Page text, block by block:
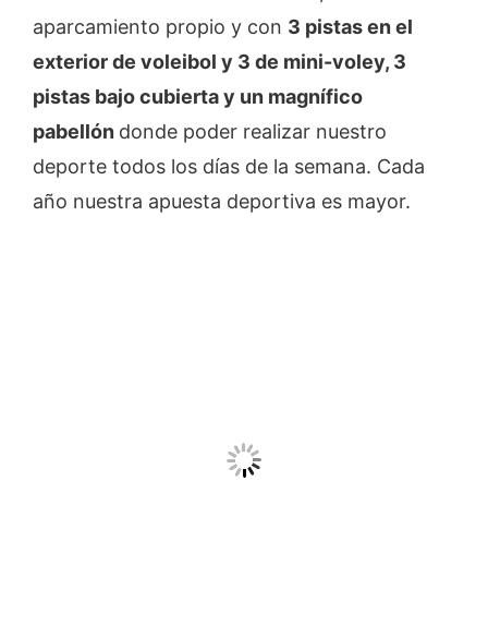
aparcamiento propio y con 3 pistas en el
exterior de voleibol y 3 de mini-voley, 3
pistas bajo cubierta y un magnífico
pabellón donde poder realizar nuestro
deporte todos los días de la semana. Cada
año nuestra apuesta deportiva es mayor.